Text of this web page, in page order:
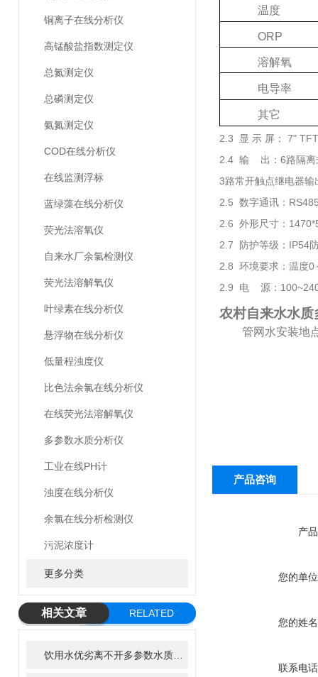
铜离子在线分析仪
高锰酸盐指数测定仪
总氮测定仪
总磷测定仪
氨氮测定仪
COD在线分析仪
在线监测浮标
蓝绿藻在线分析仪
荧光法溶氧仪
自来水厂余氯检测仪
荧光法溶解氧仪
叶绿素在线分析仪
悬浮物在线分析仪
低量程浊度仪
比色法余氯在线分析仪
在线荧光法溶解氧仪
多参数水质分析仪
工业在线PH计
浊度在线分析仪
余氯在线分析检测仪
污泥浓度计
更多分类
相关文章
RELATED
温度
ORP
溶解氧
电导率
其它
2.3 显 示 屏： 7"
2.4 输 出：6路隔离
3路常开触点继电器输
2.5 数字通讯：
2.6 外形尺寸：
2.7 防护等级：IP54
2.8 环境要求：温度
2.9 电 源：100~240
农村自来水水
管网水安装地
产品咨询
产
您的单
您的姓
联系电